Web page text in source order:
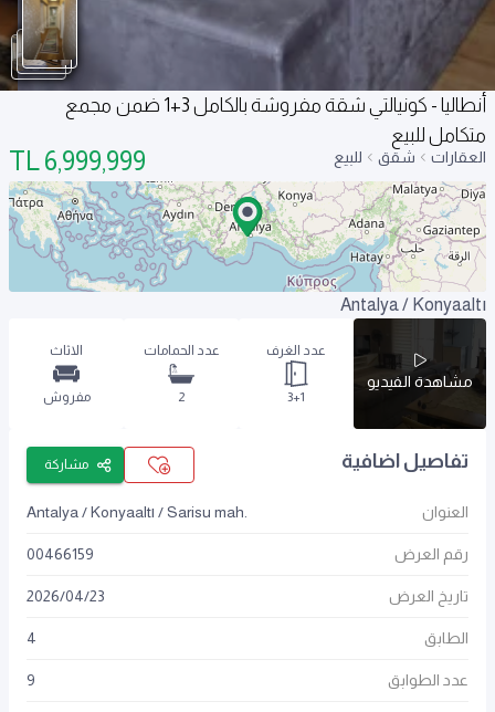
أنطاليا - كونيالتي شقة مفروشة بالكامل 3+1 ضمن مجمع
متكامل للبيع
العقارات شقق للبيع 6,999,999
TL
Antalya / Konyaaltı
مشاهدة الفيديو
عدد الغرف
3+1
عدد الحمامات
2
الاثاث
مفروش
تفاصيل اضافية مشاركة
العنوان Antalya / Konyaaltı / Sarisu mah.
رقم العرض 00466159
تاريخ العرض 2026/04/23
الطابق 4
عدد الطوابق 9